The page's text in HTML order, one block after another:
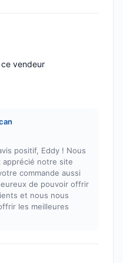
vendeur
positif, Eddy ! Nous
apprécié notre site
commande aussi
de pouvoir offrir
et nous nous
les meilleures